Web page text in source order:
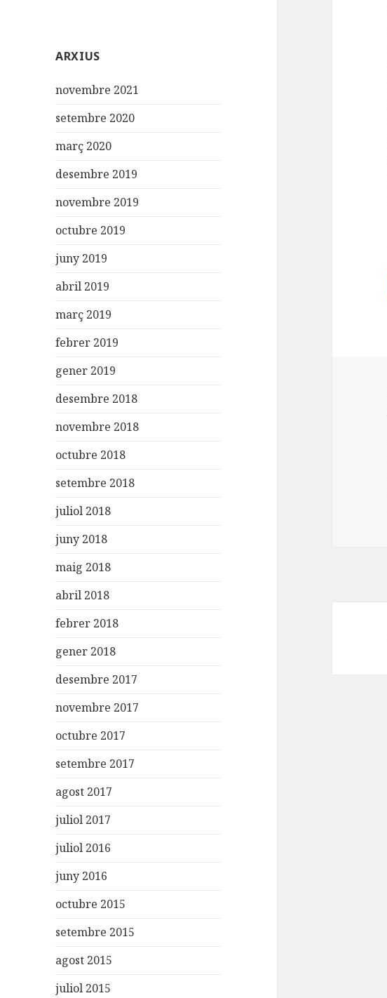
ARXIUS
novembre 2021
setembre 2020
març 2020
desembre 2019
novembre 2019
octubre 2019
juny 2019
abril 2019
març 2019
febrer 2019
gener 2019
desembre 2018
novembre 2018
octubre 2018
setembre 2018
juliol 2018
juny 2018
maig 2018
abril 2018
febrer 2018
gener 2018
desembre 2017
novembre 2017
octubre 2017
setembre 2017
agost 2017
juliol 2017
juliol 2016
juny 2016
octubre 2015
setembre 2015
agost 2015
juliol 2015